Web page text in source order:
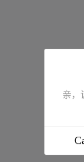
亲，